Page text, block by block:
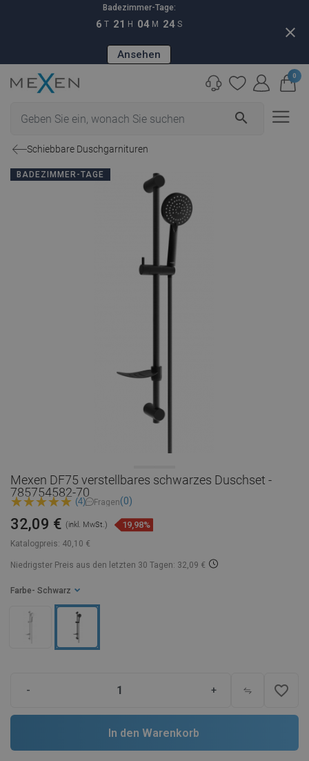
Badezimmer-Tage:
6 T 21 H 04 M 23 S
Ansehen
close
search
0
Schiebbare Duschgarnituren
BADEZIMMER-TAGE
Mexen DF75 verstellbares schwarzes Duschset -
785754582-70
(4) Fragen(0)
Katalogpreis: 40,10 €
32,09 € (inkl. MwSt.) 19,98%
Niedrigster Preis aus den letzten 30 Tagen: 32,09 €
Farbe - Schwarz
- + favorite_border
In den Warenkorb